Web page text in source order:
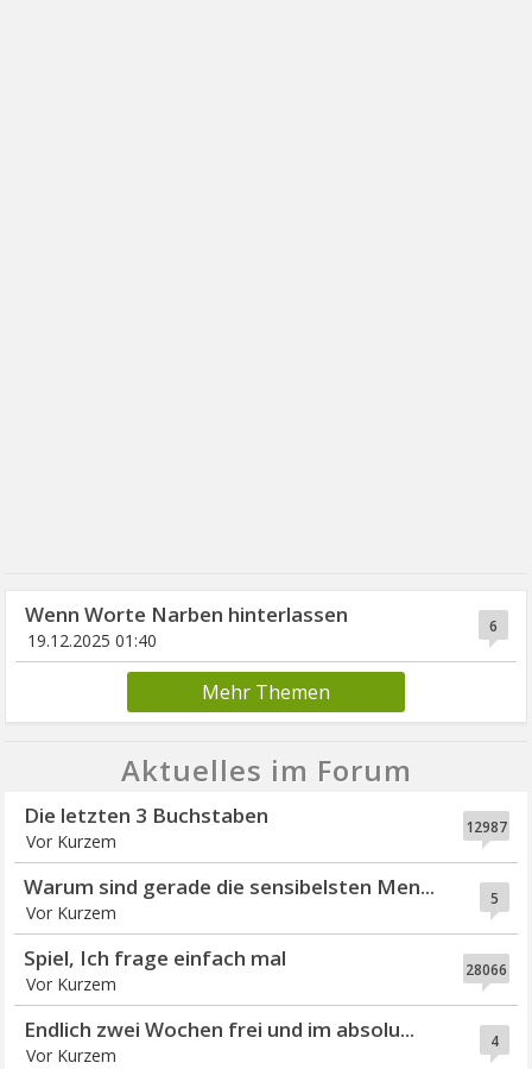
6
Wenn Worte Narben hinterlassen
19.12.2025 01:40
Mehr Themen
Aktuelles im Forum
12987
Die letzten 3 Buchstaben
Vor Kurzem
5
Warum sind gerade die sensibelsten Men...
Vor Kurzem
28066
Spiel, Ich frage einfach mal
Vor Kurzem
4
Endlich zwei Wochen frei und im absolu...
Vor Kurzem